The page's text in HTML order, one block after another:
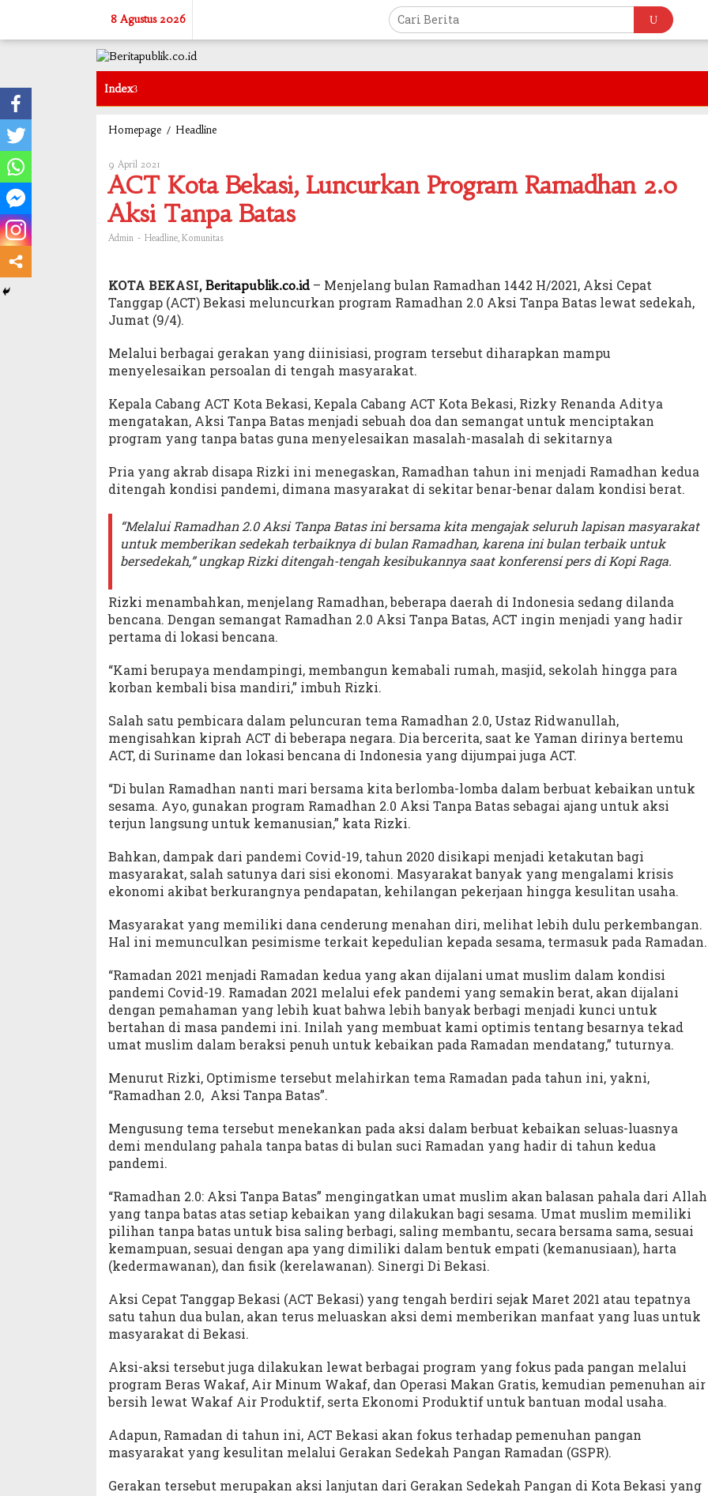
8 Agustus 2026
Index
Homepage / Headline
Luncurkan
Program
Ramadhan
2.0
Tanpa
9 April 2021
Admin
ACT Kota Bekasi, Luncurkan Program Ramadhan 2.0
Aksi Tanpa Batas
Admin - Headline Komunitas
KOTA BEKASI, Beritapublik.co.id– Menjelang bulan Ramadhan 1442 H/2021, Aksi Cepat
Tanggap (ACT) Bekasi meluncurkan program Ramadhan 2.0 Aksi Tanpa Batas lewat sedekah,
Jumat (9/4).
Melalui berbagai gerakan yang diinisiasi, program tersebut diharapkan mampu
menyelesaikan persoalan di tengah masyarakat.
Kepala Cabang ACT Kota Bekasi, Kepala Cabang ACT Kota Bekasi, Rizky Renanda Aditya
mengatakan, Aksi Tanpa Batas menjadi sebuah doa dan semangat untuk menciptakan
program yang tanpa batas guna menyelesaikan masalah-masalah di sekitarnya
Pria yang akrab disapa Rizki ini menegaskan, Ramadhan tahun ini menjadi Ramadhan kedua
ditengah kondisi pandemi, dimana masyarakat di sekitar benar-benar dalam kondisi berat.
“Melalui Ramadhan 2.0 Aksi Tanpa Batas ini bersama kita mengajak seluruh lapisan masyarakat
untuk memberikan sedekah terbaiknya di bulan Ramadhan, karena ini bulan terbaik untuk
bersedekah,” ungkap Rizki ditengah-tengah kesibukannya saat konferensi pers di Kopi Raga.
Rizki menambahkan, menjelang Ramadhan, beberapa daerah di Indonesia sedang dilanda
bencana. Dengan semangat Ramadhan 2.0 Aksi Tanpa Batas, ACT ingin menjadi yang hadir
pertama di lokasi bencana.
“Kami berupaya mendampingi, membangun kemabali rumah, masjid, sekolah hingga para
korban kembali bisa mandiri,” imbuh Rizki.
Salah satu pembicara dalam peluncuran tema Ramadhan 2.0, Ustaz Ridwanullah,
mengisahkan kiprah ACT di beberapa negara. Dia bercerita, saat ke Yaman dirinya bertemu
ACT, di Suriname dan lokasi bencana di Indonesia yang dijumpai juga ACT.
“Di bulan Ramadhan nanti mari bersama kita berlomba-lomba dalam berbuat kebaikan untuk
sesama. Ayo, gunakan program Ramadhan 2.0 Aksi Tanpa Batas sebagai ajang untuk aksi
terjun langsung untuk kemanusian,” kata Rizki.
Bahkan, dampak dari pandemi Covid-19, tahun 2020 disikapi menjadi ketakutan bagi
masyarakat, salah satunya dari sisi ekonomi. Masyarakat banyak yang mengalami krisis
ekonomi akibat berkurangnya pendapatan, kehilangan pekerjaan hingga kesulitan usaha.
Masyarakat yang memiliki dana cenderung menahan diri, melihat lebih dulu perkembangan.
Hal ini memunculkan pesimisme terkait kepedulian kepada sesama, termasuk pada Ramadan.
“Ramadan 2021 menjadi Ramadan kedua yang akan dijalani umat muslim dalam kondisi
pandemi Covid-19. Ramadan 2021 melalui efek pandemi yang semakin berat, akan dijalani
dengan pemahaman yang lebih kuat bahwa lebih banyak berbagi menjadi kunci untuk
bertahan di masa pandemi ini. Inilah yang membuat kami optimis tentang besarnya tekad
umat muslim dalam beraksi penuh untuk kebaikan pada Ramadan mendatang,” tuturnya.
Menurut Rizki, Optimisme tersebut melahirkan tema Ramadan pada tahun ini, yakni,
“Ramadhan 2.0, Aksi Tanpa Batas”.
Mengusung tema tersebut menekankan pada aksi dalam berbuat kebaikan seluas-luasnya
demi mendulang pahala tanpa batas di bulan suci Ramadan yang hadir di tahun kedua
pandemi.
“Ramadhan 2.0: Aksi Tanpa Batas” mengingatkan umat muslim akan balasan pahala dari Allah
yang tanpa batas atas setiap kebaikan yang dilakukan bagi sesama. Umat muslim memiliki
pilihan tanpa batas untuk bisa saling berbagi, saling membantu, secara bersama sama, sesuai
kemampuan, sesuai dengan apa yang dimiliki dalam bentuk empati (kemanusiaan), harta
(kedermawanan), dan fisik (kerelawanan). Sinergi Di Bekasi.
Aksi Cepat Tanggap Bekasi (ACT Bekasi) yang tengah berdiri sejak Maret 2021 atau tepatnya
satu tahun dua bulan, akan terus meluaskan aksi demi memberikan manfaat yang luas untuk
masyarakat di Bekasi.
Aksi-aksi tersebut juga dilakukan lewat berbagai program yang fokus pada pangan melalui
program Beras Wakaf, Air Minum Wakaf, dan Operasi Makan Gratis, kemudian pemenuhan air
bersih lewat Wakaf Air Produktif, serta Ekonomi Produktif untuk bantuan modal usaha.
Adapun, Ramadan di tahun ini, ACT Bekasi akan fokus terhadap pemenuhan pangan
masyarakat yang kesulitan melalui Gerakan Sedekah Pangan Ramadan (GSPR).
Gerakan tersebut merupakan aksi lanjutan dari Gerakan Sedekah Pangan di Kota Bekasi yang